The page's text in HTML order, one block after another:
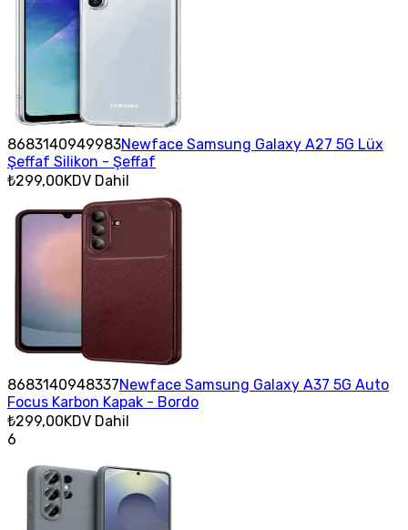
8683140949983Newface Samsung Galaxy A27 5G Lüx
Şeffaf Silikon - Şeffaf
₺299,00KDV Dahil
8683140948337Newface Samsung Galaxy A37 5G Auto
Focus Karbon Kapak - Bordo
₺299,00KDV Dahil
6